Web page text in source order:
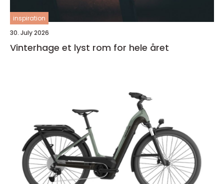
inspiration
30. July 2026
Vinterhage et lyst rom for hele året